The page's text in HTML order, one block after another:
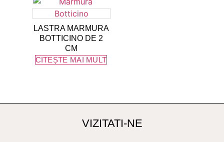
LASTRA MARMURA
BOTTICINO DE 2
CM
CITEȘTE MAI MULT
VIZITATI-NE